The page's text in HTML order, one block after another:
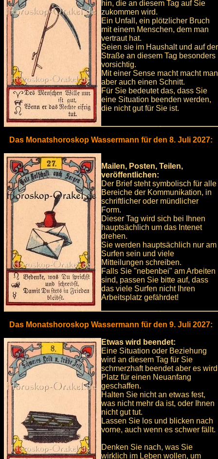
hin, die an diesem Tag auf Sie
zukommen wird.
Ein Unfall, ein plötzlicher Bruch
mit einem Menschen, dem man
vertraut hat.
Seien sie im Haushalt und auf der
Straße an diesem Tag besonders
vorsichtig.
Mit einer Sense macht macht man
aber auch einen Schnitt.
Für Sie bedeutet das, dass Sie
eine Situation beenden werden,
die nicht gut für Sie ist.
Das Monatshoroskop Wassermann für den 8. Juli 2027:
Mailen, Posten, Teilen,
veröffentlichen:
Der Brief steht symbolisch für alle
Bereiche der Kommunikation, in
schriftlicher oder mündlicher
Form.
Dieser Tag wird sich bei Ihnen
hauptsächlich um das Intenet
drehen.
Sie werden hauptsächlich nur am
Surfen sein und viele
Mitteilungen schreiben.
Falls Sie "nebenbei" am Arbeiten
sind, passen Sie bitte auf, dass
das viele Surfen nicht Ihren
Arbeitsplatz gefährdet!
Das Monatshoroskop Wassermann für den 9. Juli 2027:
Etwas wird beendet:
Eine Situation oder Beziehung
wird an diesem Tag für Sie
schmerzhaft beendet aber es wird
Platz für einen Neuanfang
geschaffen.
Halten Sie nicht an etwas fest,
was nicht mehr da ist, oder Ihnen
nicht gut tut.
Lassen Sie los und blicken nach
vorne, auch wenn es schwer fällt.
Denken Sie nach, was Sie
wirklich im Leben wollen, um